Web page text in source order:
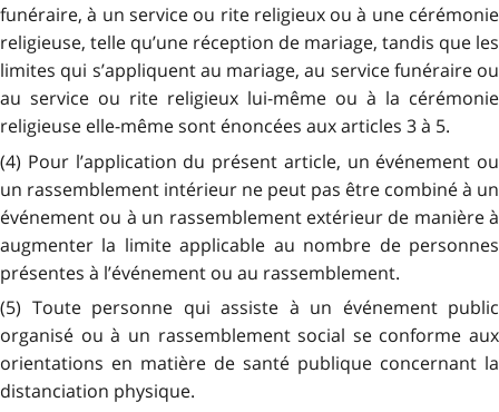
funéraire, à un service ou rite religieux ou à une cérémonie
religieuse, telle qu’une réception de mariage, tandis que les
limites qui s’appliquent au mariage, au service funéraire ou
au service ou rite religieux lui-même ou à la cérémonie
religieuse elle-même sont énoncées aux articles 3 à 5.
(4) Pour l’application du présent article, un événement ou
un rassemblement intérieur ne peut pas être combiné à un
événement ou à un rassemblement extérieur de manière à
augmenter la limite applicable au nombre de personnes
présentes à l’événement ou au rassemblement.
(5) Toute personne qui assiste à un événement public
organisé ou à un rassemblement social se conforme aux
orientations en matière de santé publique concernant la
distanciation physique.